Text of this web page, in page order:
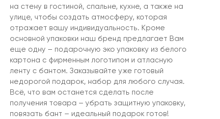
на стену в гостиной, спальне, кухне, а также на
улице, чтобы создать атмосферу, которая
отражает вашу индивидуальность. Кроме
основной упаковки наш бренд предлагает Вам
еще одну – подарочную эко упаковку из белого
картона с фирменным логотипом и атласную
ленту с бантом. Заказывайте уже готовый
недорогой подарок, набор для любого случая.
Всё, что вам останется сделать после
получения товара – убрать защитную упаковку,
повязать бант – идеальный подарок готов!